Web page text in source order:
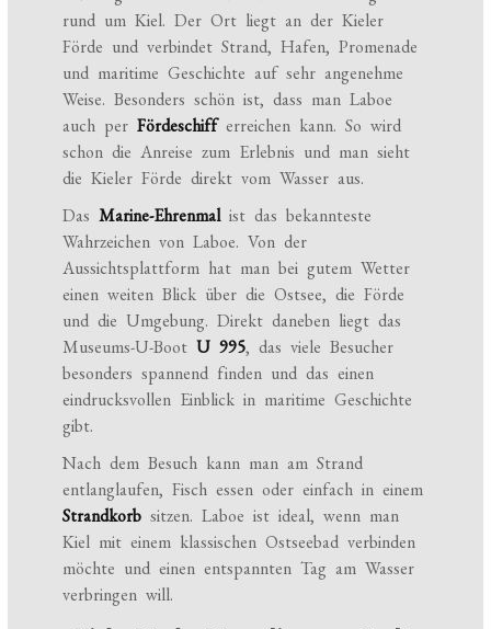
rund um Kiel. Der Ort liegt an der Kieler
Förde und verbindet Strand, Hafen, Promenade
und maritime Geschichte auf sehr angenehme
Weise. Besonders schön ist, dass man Laboe
auch perFördeschifferreichen kann. So wird
schon die Anreise zum Erlebnis und man sieht
die Kieler Förde direkt vom Wasser aus.
DasMarine-Ehrenmalist das bekannteste
Wahrzeichen von Laboe. Von der
Aussichtsplattform hat man bei gutem Wetter
einen weiten Blick über die Ostsee, die Förde
und die Umgebung. Direkt daneben liegt das
Museums-U-BootU 995, das viele Besucher
besonders spannend finden und das einen
eindrucksvollen Einblick in maritime Geschichte
gibt.
Nach dem Besuch kann man am Strand
entlanglaufen, Fisch essen oder einfach in einem
Strandkorb sitzen. Laboe ist ideal, wenn man
Kiel mit einem klassischen Ostseebad verbinden
möchte und einen entspannten Tag am Wasser
verbringen will.